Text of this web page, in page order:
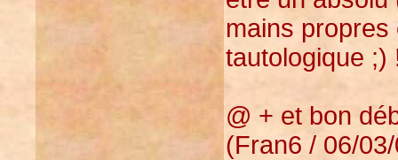
mains
tautologique ;)
@ + et bon
(Fran6 / 06/